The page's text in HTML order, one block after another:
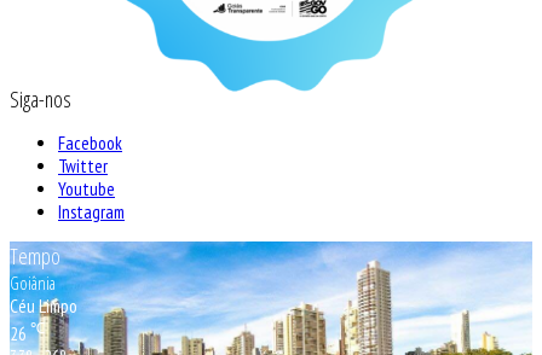
Siga-nos
Facebook
Twitter
Youtube
Instagram
Tempo
Goiânia
Céu Limpo
26℃